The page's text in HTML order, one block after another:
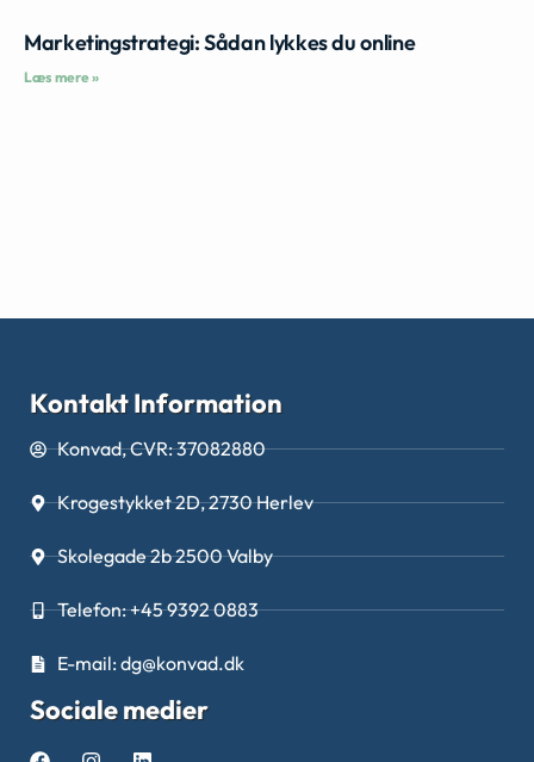
Marketingstrategi: Sådan lykkes du online
Læs mere »
Kontakt Information
Konvad, CVR: 37082880
Krogestykket 2D, 2730 Herlev
Skolegade 2b 2500 Valby
Telefon: +45 9392 0883
E-mail: dg@konvad.dk
Sociale medier